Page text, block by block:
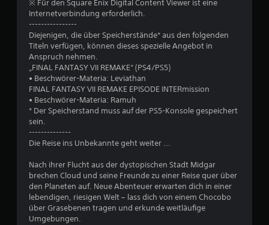
7
n
S
t
※ Für den Square Enix Digital Content Viewer ist eine
Internetverbindung erforderlich.
----------------
Diejenigen, die über Speicherstände* aus den folgenden
Titeln verfügen, können dieses spezielle Angebot in
Anspruch nehmen.
„FINAL FANTASY VII REMAKE“ (PS4/PS5)
• Beschwörer-Materia: Leviathan
FINAL FANTASY VII REMAKE EPISODE INTERmission
• Beschwörer-Materia: Ramuh
* Der Speicherstand muss auf der PS5-Konsole gespeichert
sein.
--------------
Die Reise ins Unbekannte geht weiter ...
Nach ihrer Flucht aus der dystopischen Stadt Midgar
brechen Cloud und seine Freunde zu einer Reise quer über
den Planeten auf. Neue Abenteuer erwarten dich in einer
lebendigen, riesigen Welt – lass dich von einem Chocobo
über Grasebenen tragen und erkunde weitläufige
Umgebungen.